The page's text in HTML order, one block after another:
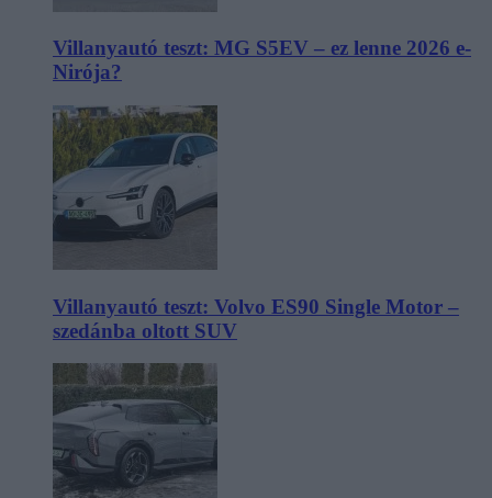
Villanyautó teszt: MG S5EV – ez lenne 2026 e-
Nirója?
Villanyautó teszt: Volvo ES90 Single Motor –
szedánba oltott SUV